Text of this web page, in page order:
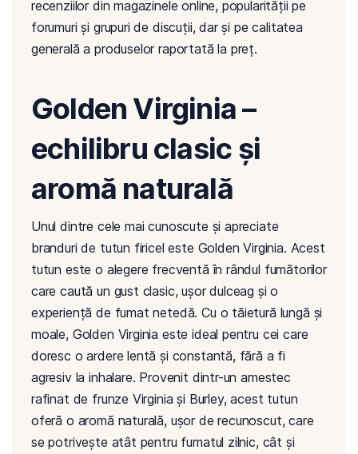
recenziilor din magazinele online, popularității pe
forumuri și grupuri de discuții, dar și pe calitatea
generală a produselor raportată la preț.
Golden Virginia –
echilibru clasic și
aromă naturală
Unul dintre cele mai cunoscute și apreciate
branduri de tutun firicel este Golden Virginia. Acest
tutun este o alegere frecventă în rândul fumătorilor
care caută un gust clasic, ușor dulceag și o
experiență de fumat netedă. Cu o tăietură lungă și
moale, Golden Virginia este ideal pentru cei care
doresc o ardere lentă și constantă, fără a fi
agresiv la inhalare. Provenit dintr-un amestec
rafinat de frunze Virginia și Burley, acest tutun
oferă o aromă naturală, ușor de recunoscut, care
se potrivește atât pentru fumatul zilnic, cât și